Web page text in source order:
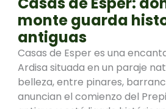
monte guarda
antiguas
Casas de Esper es una
Ardisa situada en un paraje
belleza, entre pinares,
anuncian el comienzo del